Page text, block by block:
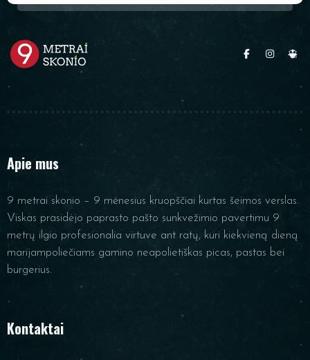
Apie mus
9 metrai skonio – 9 mėnesius kruopščiai kurtas šeimos verslas.
Viskas prasidėjo paprasto pašto sunkvežimio pavertimu 9
metrų ilgio profesionalia virtuve ant ratų, kuri kiekvieną dieną
marijampoliečiams gamino neapolietiškas picas, pastas bei
burgerius.
Kontaktai